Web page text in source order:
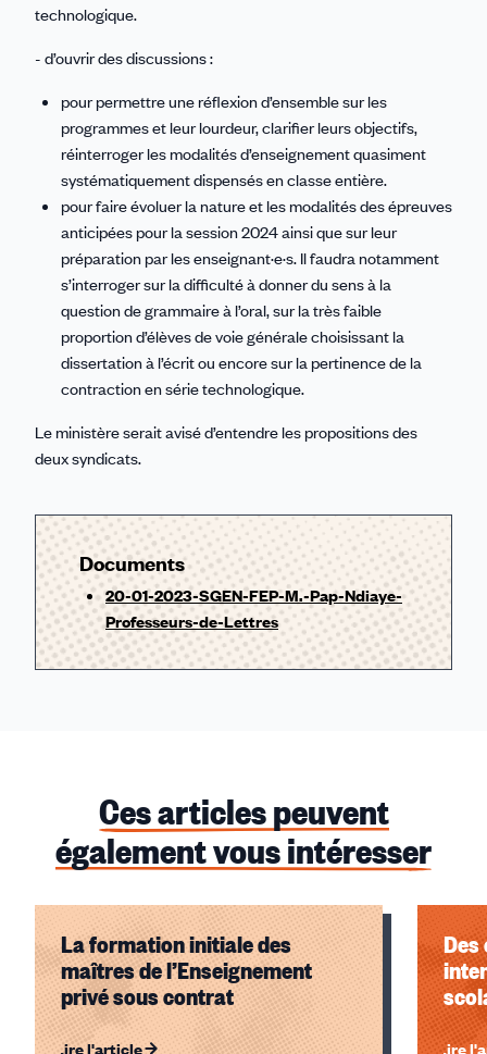
technologique.
- d’ouvrir des discussions :
pour permettre une réflexion d’ensemble sur les
programmes et leur lourdeur, clarifier leurs objectifs,
réinterroger les modalités d’enseignement quasiment
systématiquement dispensés en classe entière.
pour faire évoluer la nature et les modalités des épreuves
anticipées pour la session 2024 ainsi que sur leur
préparation par les enseignant·e·s. Il faudra notamment
s’interroger sur la difficulté à donner du sens à la
question de grammaire à l’oral, sur la très faible
proportion d’élèves de voie générale choisissant la
dissertation à l’écrit ou encore sur la pertinence de la
contraction en série technologique.
Le ministère serait avisé d’entendre les propositions des
deux syndicats.
Documents
20-01-2023-SGEN-FEP-M.-Pap-Ndiaye-
Professeurs-de-Lettres
Ces articles peuvent
également vous intéresser
La formation initiale des
maîtres de l’Enseignement
privé sous contrat
Lire l'article Lire